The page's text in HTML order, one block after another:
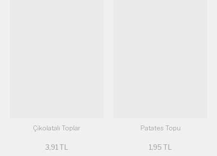
Çikolatalı Toplar
3,91 TL
Patates Topu
1,95 TL